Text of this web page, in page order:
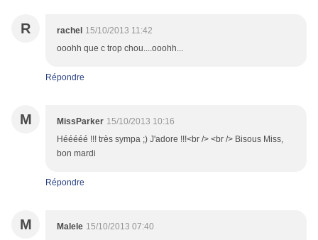
R rachel 15/10/2013 11:42
ooohh que c trop chou....ooohh...
Répondre
M MissParker 15/10/2013 10:16
Hééééé !!! très sympa ;) J'adore !!!<br /> <br /> Bisous Miss,
bon mardi
Répondre
M Malele 15/10/2013 07:40